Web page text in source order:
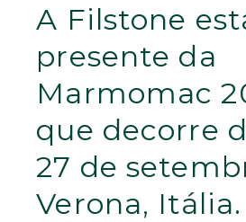
A Filstone
presente da
Marmomac
que decorre
27 de
Verona, Itália.